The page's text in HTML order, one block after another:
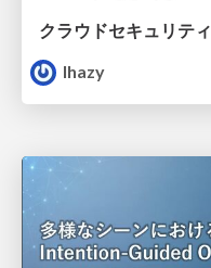
lhazy